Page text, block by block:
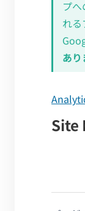
プ
れ
あり
Site